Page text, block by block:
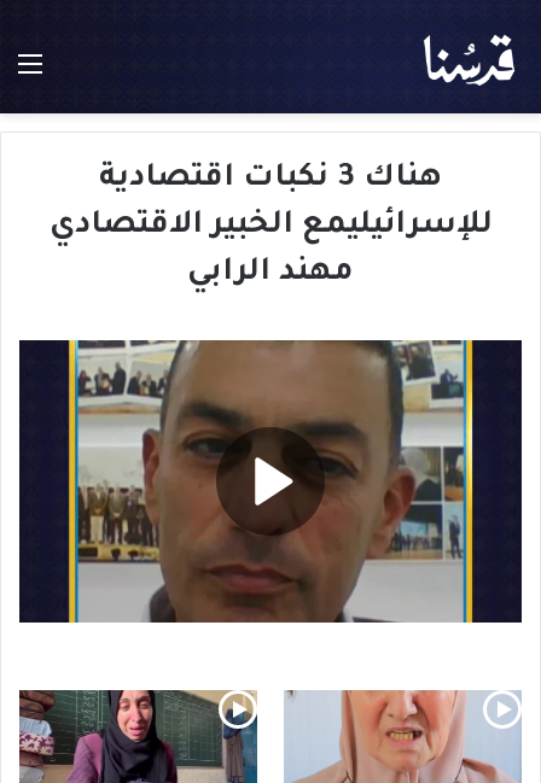
هناك 3 نكبات اقتصادية
للإسرائيليمع الخبير الاقتصادي
مهند الرابي